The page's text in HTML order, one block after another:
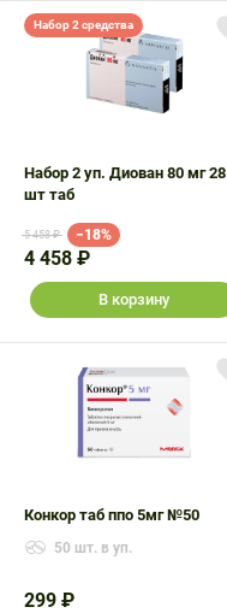
Набор2 средства
Набор 2 уп. Диован 80 мг 28
шт таб
5 458 ₽ −18%
4 458 ₽
В корзину
Конкор таб ппо 5мг №50
50 шт. в уп.
299 ₽